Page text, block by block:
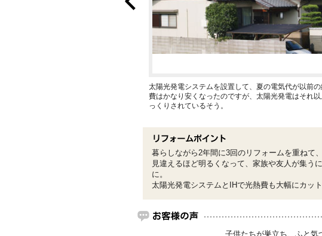
太陽光発電システムを設置して、夏の電気代が以前
費はかなり安くなったのですが、太陽光発電はそれ
っくりされているそう。
暮らしながら2年間に3回のリフォームを重ねて、
見違えるほど明るくなって、家族や友人が集う
に。
太陽光発電システムとIHで光熱費も大幅にカット
子供たちが巣立ち、ふと気